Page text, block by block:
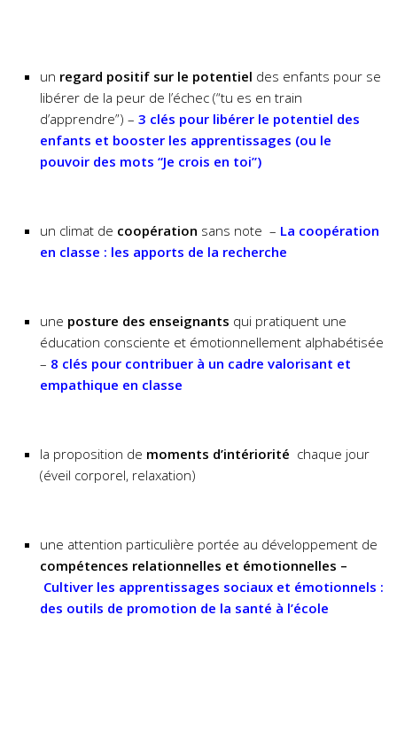
un regard positif sur le potentiel des enfants pour se
libérer de la peur de l’échec (“tu es en train
d’apprendre”) – 3 clés pour libérer le potentiel des
enfants et booster les apprentissages (ou le
pouvoir des mots “Je crois en toi”)
un climat de coopération sans note – La coopération
en classe : les apports de la recherche
une posture des enseignants qui pratiquent une
éducation consciente et émotionnellement alphabétisée
– 8 clés pour contribuer à un cadre valorisant et
empathique en classe
la proposition de moments d’intériorité chaque jour
(éveil corporel, relaxation)
une attention particulière portée au développement de
compétences relationnelles et émotionnelles –
Cultiver les apprentissages sociaux et émotionnels :
des outils de promotion de la santé à l’école